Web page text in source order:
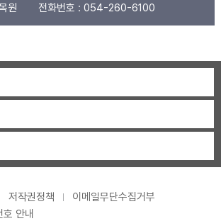
원 전화번호 : 054-260-6100
저작권정책
이메일무단수집거부
안내